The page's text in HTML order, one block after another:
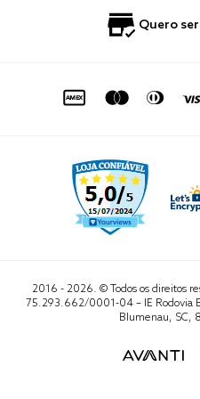
Política de Privacidade
0800 729 1588
sac@altenburg.com.br
Quero
2016 - 2026. © Todos os direitos
75.293.662/0001-04 – IE Rodovia
Blumenau, SC,